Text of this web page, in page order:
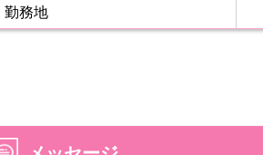
勤務地